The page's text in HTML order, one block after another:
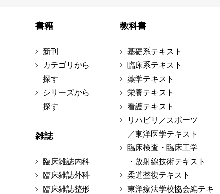
書籍
新刊
カテゴリから
探す
シリーズから
探す
雑誌
臨床雑誌内科
臨床雑誌外科
臨床雑誌整形
教科書
基礎系テキスト
臨床系テキスト
薬学テキスト
栄養テキスト
看護テキスト
リハビリ／スポーツ
／東洋医学テキスト
臨床検査・臨床工学
・放射線技術テキスト
柔道整復テキスト
東洋療法学校協会編テキ